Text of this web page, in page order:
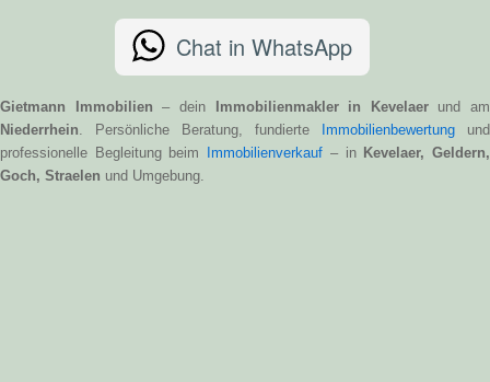
Chat in WhatsApp
Gietmann Immobilien – dein Immobilienmakler in Kevelaerund am
Niederrhein. Persönliche Beratung, fundierte Immobilienbewertung und
professionelle Begleitung beim
Immobilienverkauf – in Kevelaer, Geldern,
Goch, Straelen und Umgebung.